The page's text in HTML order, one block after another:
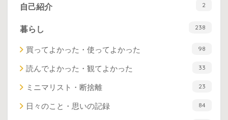
自己紹介 2
暮らし 238
買ってよかった・使ってよかった 98
読んでよかった・観てよかった 33
ミニマリスト・断捨離 23
日々のこと・思いの記録 84